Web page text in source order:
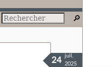
24
juil.
2025